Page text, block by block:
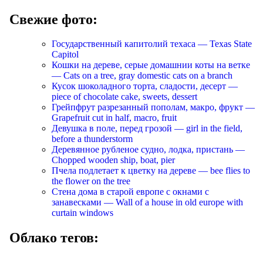
Свежие фото:
Государственный капитолий техаса — Texas State
Capitol
Кошки на дереве, серые домашнии коты на ветке
— Cats on a tree, gray domestic cats on a branch
Кусок шоколадного торта, сладости, десерт —
piece of chocolate cake, sweets, dessert
Грейпфрут разрезанный пополам, макро, фрукт —
Grapefruit cut in half, macro, fruit
Девушка в поле, перед грозой — girl in the field,
before a thunderstorm
Деревянное рубленое судно, лодка, пристань —
Chopped wooden ship, boat, pier
Пчела подлетает к цветку на дереве — bee flies to
the flower on the tree
Стена дома в старой европе с окнами с
занавесками — Wall of a house in old europe with
curtain windows
Облако тегов: